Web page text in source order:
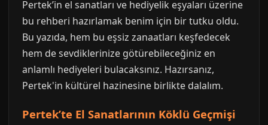
Pertek’in el sanatları ve hediyelik eşyaları üzerine
bu rehberi hazırlamak benim için bir tutku oldu.
Bu yazıda, hem bu eşsiz zanaatları keşfedecek
hem de sevdiklerinize götürebileceğiniz en
anlamlı hediyeleri bulacaksınız. Hazırsanız,
Pertek'in kültürel hazinesine birlikte dalalım.
Pertek’te El Sanatlarının Köklü Geçmişi